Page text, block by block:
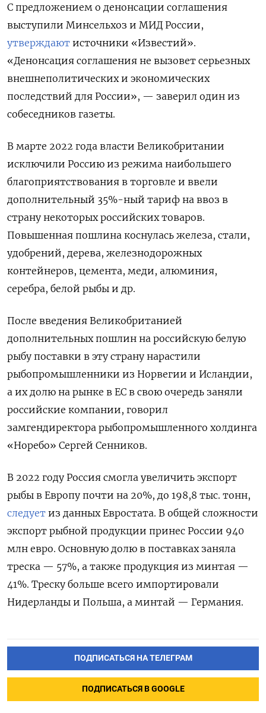
С предложением о денонсации соглашения
выступили Минсельхоз и МИД России,
утверждают источники «Известий».
«Денонсация соглашения не вызовет серьезных
внешнеполитических и экономических
последствий для России», — заверил один из
собеседников газеты.
В марте 2022 года власти Великобритании
исключили Россию из режима наибольшего
благоприятствования в торговле и ввели
дополнительный 35%-ный тариф на ввоз в
страну некоторых российских товаров.
Повышенная пошлина коснулась железа, стали,
удобрений, дерева, железнодорожных
контейнеров, цемента, меди, алюминия,
серебра, белой рыбы и др.
После введения Великобританией
дополнительных пошлин на российскую белую
рыбу поставки в эту страну нарастили
рыбопромышленники из Норвегии и Исландии,
а их долю на рынке в ЕС в свою очередь заняли
российские компании, говорил
замгендиректора рыбопромышленного холдинга
«Норебо» Сергей Сенников.
В 2022 году Россия смогла увеличить экспорт
рыбы в Европу почти на 20%, до 198,8 тыс. тонн,
следует из данных Евростата. В общей сложности
экспорт рыбной продукции принес России 940
млн евро. Основную долю в поставках заняла
треска — 57%, а также продукция из минтая —
41%. Треску больше всего импортировали
Нидерланды и Польша, а минтай — Германия.
ПОДПИСАТЬСЯ НА ТЕЛЕГРАМ
ПОДПИСАТЬСЯ В GOOGLE